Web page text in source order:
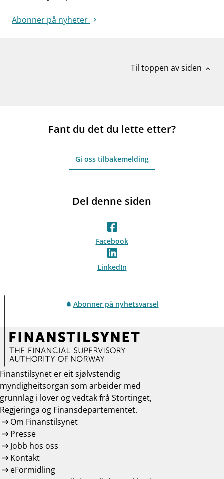
Abonner på nyheter
Til toppen av siden expand_less
Fant du det du lette etter?
Gi oss tilbakemelding
Del denne siden
Facebook
LinkedIn
Abonner på nyhetsvarsel
Finanstilsynet er eit sjølvstendig
myndigheitsorgan som arbeider med
grunnlag i lover og vedtak frå Stortinget,
Regjeringa og Finansdepartementet.
Om Finanstilsynet
Presse
Jobb hos oss
Kontakt
eFormidling